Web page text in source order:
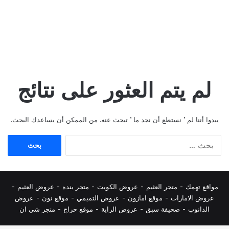
لم يتم العثور على نتائج
يبدوا أننا لم ’ نستطع أن نجد ما ’ تبحث عنه. من الممكن أن يساعدك البحث.
مواقع تهمك - متجر العثيم - عروض الكويت - متجر بنده - عروض العثيم -
عروض الامارات - موقع امازون - عروض التميمي - موقع نون - عروض
الدانوب - صحيفة سبق - عروض الراية - موقع حراج - متجر شي ان